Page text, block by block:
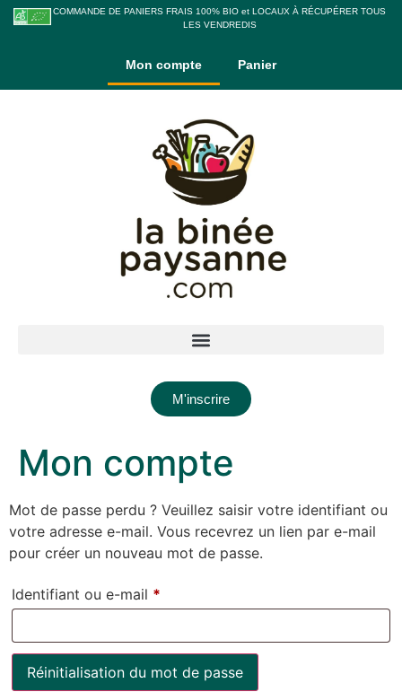
COMMANDE DE PANIERS FRAIS 100% BIO et LOCAUX À RÉCUPÉRER TOUS
LES VENDREDIS
Mon compte Panier
M'inscrire
Mon compte
Mot de passe perdu ? Veuillez saisir votre identifiant ou
votre adresse e-mail. Vous recevrez un lien par e-mail
pour créer un nouveau mot de passe.
Identifiant ou e-mail *
Réinitialisation du mot de passe